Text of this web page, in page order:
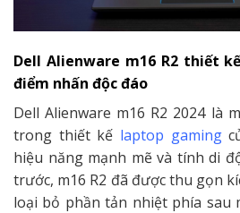
Dell Alienware m16 R2 thiết
điểm nhấn độc đáo
Dell Alienware m16 R2 2024 là
trong thiết kế laptop gaming
hiệu năng mạnh mẽ và tính di
trước, m16 R2 đã được thu gọn
loại bỏ phần tản nhiệt phía sau